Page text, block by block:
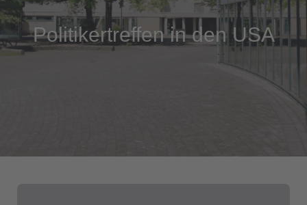
Politikertreffen in den USA